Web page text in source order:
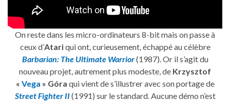
On reste dans les micro-ordinateurs 8-bit mais on passe à
ceux d’Atariqui ont, curieusement, échappé au célèbre
Barbarian: The Ultimate Warrior(1987). Or il s’agit du
nouveau projet, autrement plus modeste, de Krzysztof
« Vega » Góra qui vient de s’illustrer avec son portage de
Street Fighter II(1991) sur le standard. Aucune démo n’est